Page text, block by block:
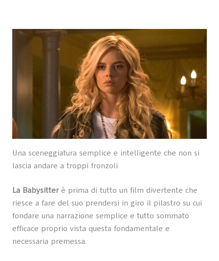
Una sceneggiatura semplice e intelligente che non si
lascia andare a troppi fronzoli
La Babysitterè prima di tutto un film divertente che
riesce a fare del suo prendersi in giro il pilastro su cui
fondare una narrazione semplice e tutto sommato
efficace proprio vista questa fondamentale e
necessaria premessa.